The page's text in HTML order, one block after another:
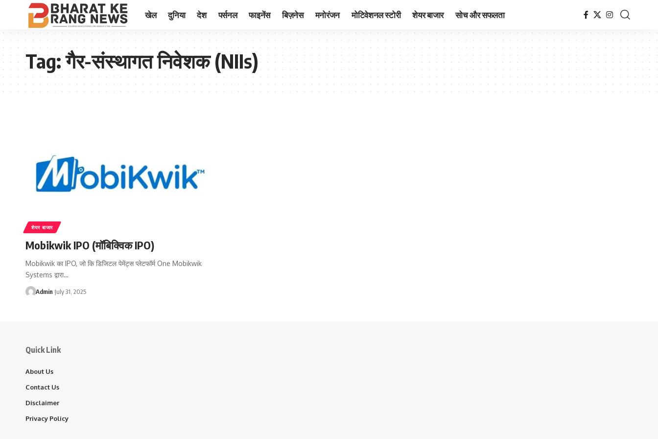
खेल दुनिया देश पर्सनल फाइनेंस बिज़नेस मनोरंजन मोटिवेशनल स्टोरी शेयर बाजार सोच और सफलता
Tag:गैर-संस्थागत निवेशक (NIIs)
शेयर बाजार
Mobikwik IPO (मॉबिक्विक IPO)
Mobikwik का IPO, जो कि डिजिटल पेमेंट्स प्लेटफॉर्म One Mobikwik
Systems द्वारा…
Admin July 31, 2025
Quick Link
About Us
Contact Us
Disclaimer
Privacy Policy